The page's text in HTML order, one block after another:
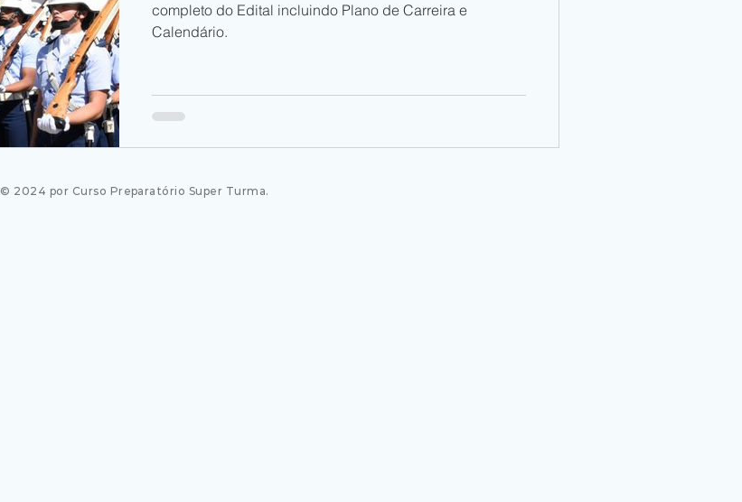
completo do Edital incluindo Plano de Carreira e
Calendário.
© 2024 por Curso Preparatório Super Turma.